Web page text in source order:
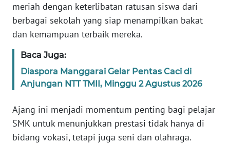
meriah dengan keterlibatan ratusan siswa dari
berbagai sekolah yang siap menampilkan bakat
dan kemampuan terbaik mereka.
Baca Juga:
Diaspora Manggarai Gelar Pentas Caci di
Anjungan NTT TMII, Minggu 2 Agustus 2026
Ajang ini menjadi momentum penting bagi pelajar
SMK untuk menunjukkan prestasi tidak hanya di
bidang vokasi, tetapi juga seni dan olahraga.
KARIR
Wahana
Regional
WN
SUMUT